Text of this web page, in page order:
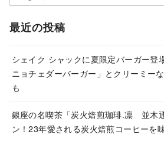
ー
カ
ブ
最近の投稿
シェイク シャックに夏限定バーガー登
ニョチェダーバーガー」とクリーミー
も
銀座の名喫茶「炭火焙煎珈琲.凛 並木
ン！23年愛される炭火焙煎コーヒーを